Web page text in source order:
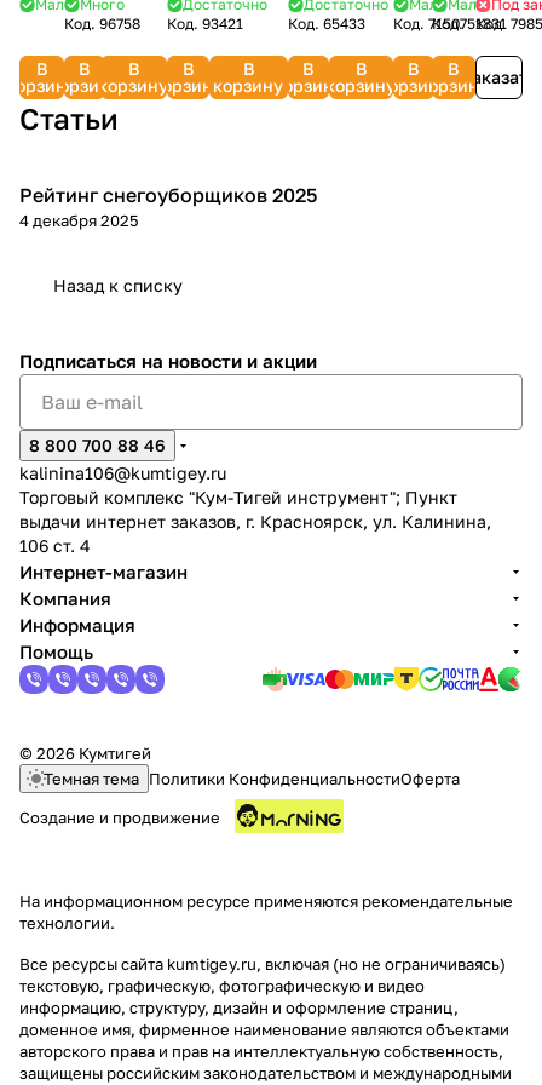
HUTER
Мало
В
корзину
30
STIHL
7028-
516-
0051
Много
Код. 96758
В
корзину
для 4-
двигателей)
30621
В
корзину
2.863-
056.0
Достаточно
Код. 93421
В
корзину
для
двигателей
838800
В
корзину
CHAMPION
C3062
Достаточно
Код. 65433
В
корзину
(зимнее)
952853
В
корзину
Мало
Код. 71507
В
корзину
паровой
щетки
(6
пр.)
FSMH21A
Мало
Код.51831
В
корзину
4HM-
N1P
Под
Код.
Заказать
Статьи
Зимняя
Рейтинг снегоуборщиков 2025
4 декабря 2025
Назад к списку
Подписаться на новости и акции
8 800 700 88 46
kalinina106@kumtigey.ru
Торговый комплекс "Кум-Тигей инструмент"; Пункт
выдачи интернет заказов, г. Красноярск, ул. Калинина,
106 ст. 4
Интернет-магазин
Компания
Информация
Помощь
© 2026 Кумтигей
Темная тема Политики КонфиденциальностиОферта
Создание и продвижение
На информационном ресурсе применяются рекомендательные
технологии.
Все ресурсы сайта kumtigey.ru, включая (но не ограничиваясь)
текстовую, графическую, фотографическую и видео
информацию, структуру, дизайн и оформление страниц,
доменное имя, фирменное наименование являются объектами
авторского права и прав на интеллектуальную собственность,
защищены российским законодательством и международными